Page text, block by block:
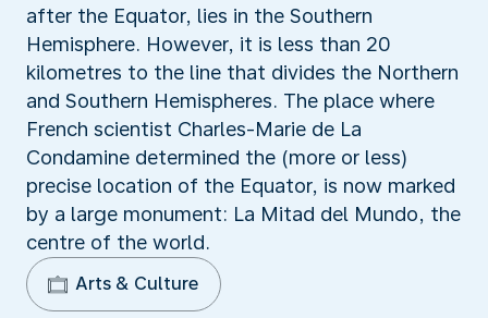
after the Equator, lies in the Southern
Hemisphere. However, it is less than 20
kilometres to the line that divides the Northern
and Southern Hemispheres. The place where
French scientist Charles-Marie de La
Condamine determined the (more or less)
precise location of the Equator, is now marked
by a large monument: La Mitad del Mundo, the
centre of the world.
Arts & Culture